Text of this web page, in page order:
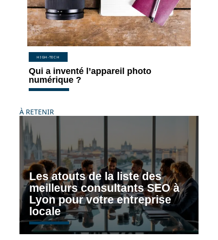
HIGH-TECH
Qui a inventé l’appareil photo
numérique ?
À RETENIR
Les atouts de la liste des
meilleurs consultants SEO à
Lyon pour votre entreprise
locale